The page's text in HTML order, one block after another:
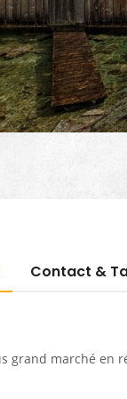
Contact &
grand marché en